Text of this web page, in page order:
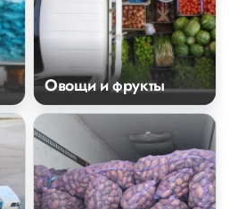
Овощи и фрукты